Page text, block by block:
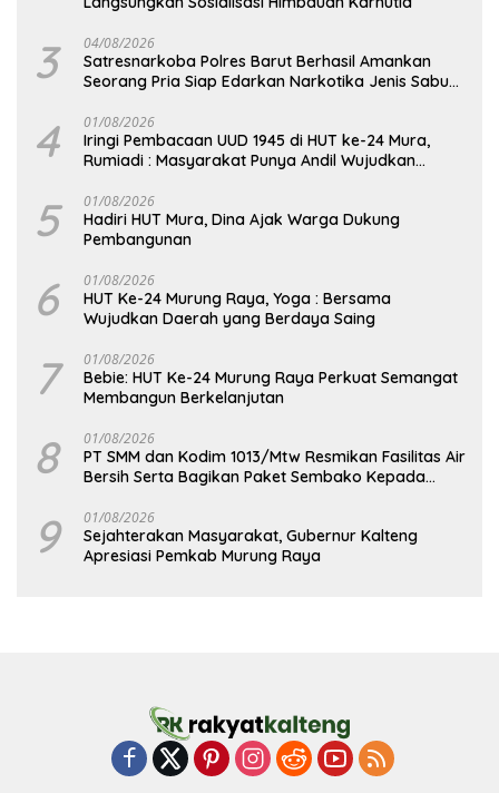
3 04/08/2026
Satresnarkoba Polres Barut Berhasil Amankan
Seorang Pria Siap Edarkan Narkotika Jenis Sabu
4 01/08/2026
Iringi Pembacaan UUD 1945 di HUT ke-24 Mura,
Rumiadi : Masyarakat Punya Andil Wujudkan
5 01/08/2026
Hadiri HUT Mura, Dina Ajak Warga Dukung
Pembangunan
6 01/08/2026
HUT Ke-24 Murung Raya, Yoga : Bersama
Wujudkan Daerah yang Berdaya Saing
7 01/08/2026
Bebie: HUT Ke-24 Murung Raya Perkuat Semangat
Membangun Berkelanjutan
8 01/08/2026
PT SMM dan Kodim 1013/Mtw Resmikan Fasilitas Air
Bersih Serta Bagikan Paket Sembako Kepada
9 01/08/2026
Sejahterakan Masyarakat, Gubernur Kalteng
Apresiasi Pemkab Murung Raya